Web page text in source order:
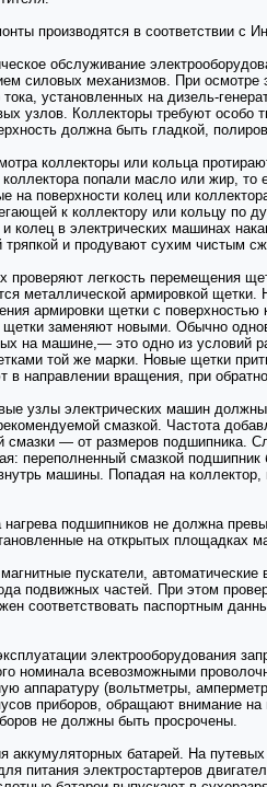
производятся в соответствии с
обслуживание
силовых механизмов. При осмотре
тока, установленных на дизель-
узлов. Коллекторы требуют особо
должна быть гладкой,
коллекторы или кольца
коллектора попали масло или жир,
на поверхности колец или
к коллектору или кольцу по
и колец в электрических машинах
тряпкой и продувают сухим чистым
проверяют легкость перемещения
металлической армировкой
армировки щетки с
заменяют новыми. Обычно
на машине,— это одно из условий
той же марки. Новые щетки
в направлении вращения, при
узлы электрических машин
смазкой. Частота
смазки — от размеров подшипника.
переполненный смазкой
машины. Попадая на
нагрева подшипников не должна
на открытых площадках
пускатели,
подвижных частей. При этом
соответствовать паспортным
электрооборудования
номинала всевозможными
аппаратуру (вольтметры,
приборов, обращают внимание
не должны быть просрочены.
аккумуляторных батарей. На
питания электростартеров